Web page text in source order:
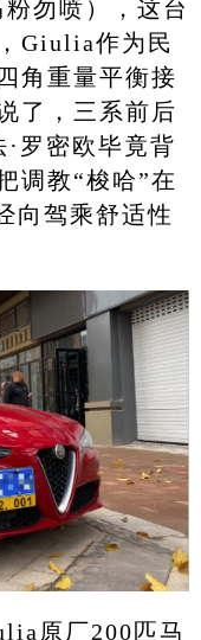
勿喷），这台
Giulia作为民
角重量平衡接
了，三系前后
罗密欧毕竟背
调教“梭哈”在
向驾乘舒适性
原厂200匹马